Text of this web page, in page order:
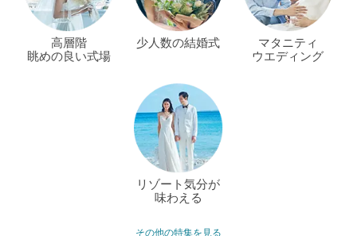
高層階
眺めの良い式場
少人数の結婚式
マタニティ
ウエディング
リゾート気分が
味わえる
その他の特集を見る